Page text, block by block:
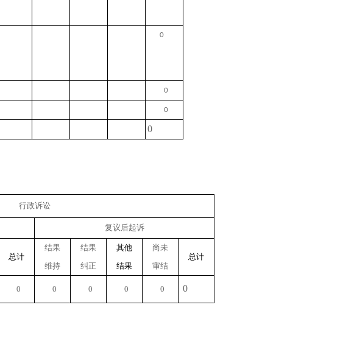
0
0
0
0
行政诉讼
复议后起诉
总计
结果
维持
结果
纠正
其他
结果
尚未
审结
总计
0 0 0 0 0 0